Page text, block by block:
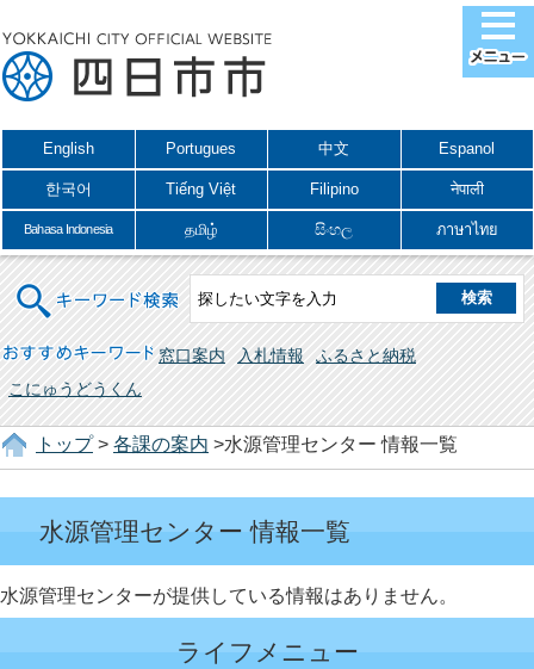
English Portugues 中文 Espanol
한국어 Tiếng Việt Filipino नेपाली
Bahasa Indonesia தமிழ் සිංහල ภาษาไทย
キーワード検索
おすすめキーワード 窓口案内 入札情報
ふるさと納税
こにゅうどうくん
トップ> 各課の案内 >水源管理センター 情報一覧
水源管理センター 情報一覧
水源管理センターが提供している情報はありません。
ライフメニュー